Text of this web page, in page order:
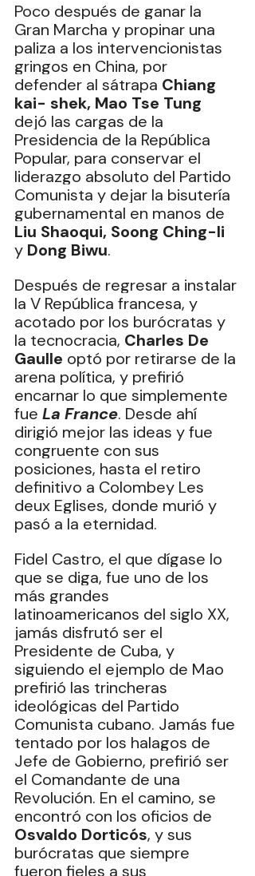
Poco después de ganar la
Gran Marcha y propinar una
paliza a los intervencionistas
gringos en China, por
defender al sátrapa Chiang
kai- shek, Mao Tse Tung
dejó las cargas de la
Presidencia de la República
Popular, para conservar el
liderazgo absoluto del Partido
Comunista y dejar la bisutería
gubernamental en manos de
Liu Shaoqui, Soong Ching-li
y Dong Biwu.
‎Después de regresar a instalar
la V República francesa, y
acotado por los burócratas y
la tecnocracia, Charles De
Gaulle optó por retirarse de la
arena política, y prefirió
encarnar lo que simplemente
fue La France.‎ Desde ahí
dirigió mejor las ideas y fue
congruente con sus
posiciones, hasta el retiro
definitivo a Colombey Les
deux Eglises, donde murió y
pasó a la eternidad.
Fidel Castro, el que dígase lo
que se diga, fue uno de los
más grandes
latinoamericanos del siglo XX,
jamás disfrutó ser el
Presidente de Cuba, y
siguiendo el ejemplo de Mao
prefirió las trincheras
ideológicas del Partido
Comunista cubano. Jamás fue
tentado por los halagos de
Jefe de Gobierno, prefirió ser
el Comandante de una
Revolución. En el camino, se
encontró con los oficios de
Osvaldo Dorticós, y sus
burócratas que siempre
fueron fieles a sus